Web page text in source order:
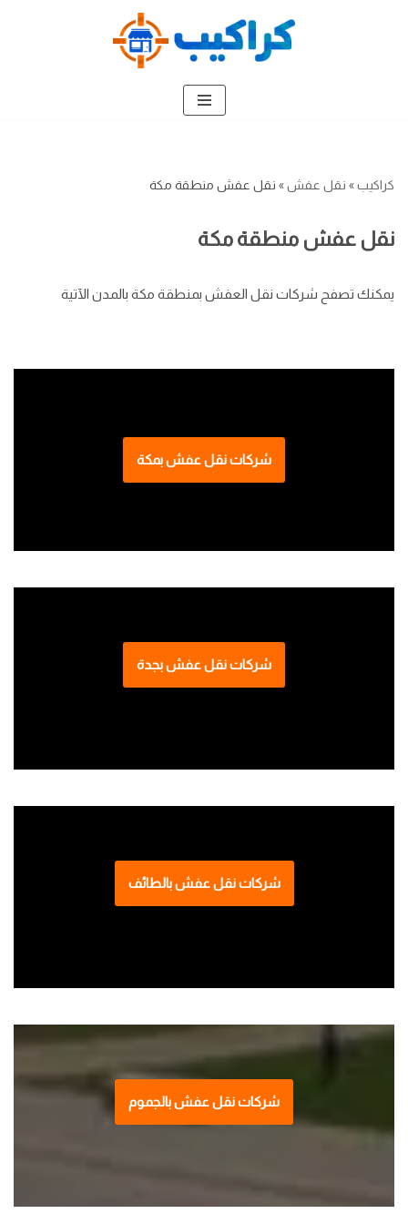
كراكيب» نقل عفش» نقل عفش منطقة مكة
نقل عفش منطقة مكة
يمكنك تصفح شركات نقل العفش بمنطقة مكة بالمدن الآتية
شركات نقل عفش بمكة
شركات نقل عفش بجدة
شركات نقل عفش بالطائف
شركات نقل عفش بالجموم